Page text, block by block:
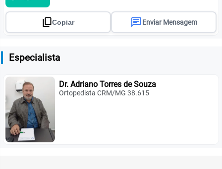
Copiar chatEnviar Mensagem
Especialista
Dr. Adriano Torres de Souza
Ortopedista CRM/MG 38.615